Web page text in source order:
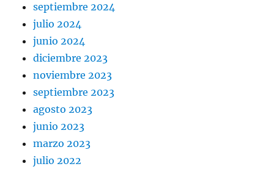
septiembre 2024
julio 2024
junio 2024
diciembre 2023
noviembre 2023
septiembre 2023
agosto 2023
junio 2023
marzo 2023
julio 2022